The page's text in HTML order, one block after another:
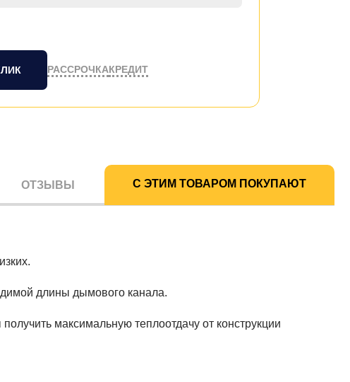
РАССРОЧКАКРЕДИТ
ОТЗЫВЫ С ЭТИМ ТОВАРОМ ПОКУПАЮТ
длины дымового канала.
максимальную теплоотдачу от конструкции